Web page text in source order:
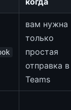
вам нужна
только
простая
отправка в
Teams